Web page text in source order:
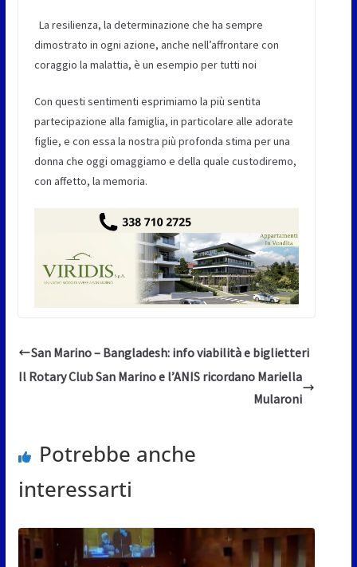
La resilienza, la determinazione che ha sempre
dimostrato in ogni azione, anche nell’affrontare con
coraggio la malattia, è un esempio per tutti noi
Con questi sentimenti esprimiamo la più sentita
partecipazione alla famiglia, in particolare alle adorate
figlie, e con essa la nostra più profonda stima per una
donna che oggi omaggiamo e della quale custodiremo,
con affetto, la memoria.
San Marino – Bangladesh: info viabilità e biglietteri
Il Rotary Club San Marino e l’ANIS ricordano Mariella
Mularoni
Potrebbe anche
interessarti